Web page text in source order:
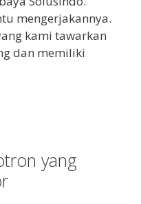
mengerjakannya.
kami tawarkan
dan memiliki
yang